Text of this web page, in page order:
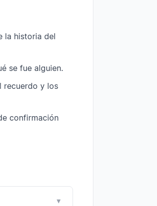
la historia del
se fue alguien.
recuerdo y los
confirmación
▾